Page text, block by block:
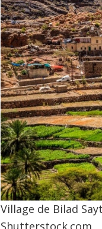
Village de Bilad
Shutterstock.com